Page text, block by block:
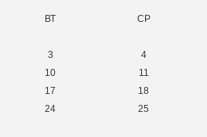
ВТ СР
3 4
10 11
17 18
24 25